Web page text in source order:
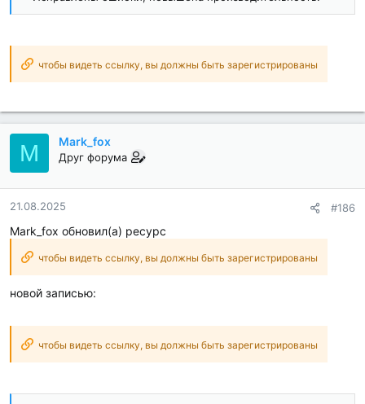
чтобы видеть ссылку, вы должны быть зарегистрированы
M Mark_fox
Друг форума
21.08.2025 #186
Mark_fox обновил(а) ресурс
чтобы видеть ссылку, вы должны быть зарегистрированы
новой записью:
чтобы видеть ссылку, вы должны быть зарегистрированы